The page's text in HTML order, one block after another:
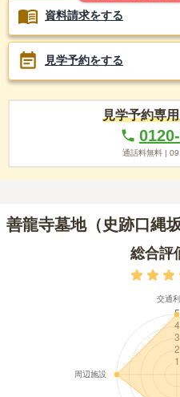
資料請求をする
見学予約をする
見学予約専
通話料無料 |
善龍寺墓地（史跡口縄
総合評